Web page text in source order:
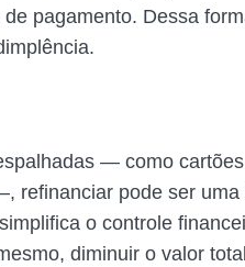
pagamento. Dessa
— como
refinanciar pode ser
o controle
diminuir o valor